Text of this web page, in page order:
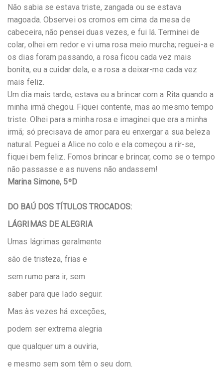
Não sabia se estava triste, zangada ou se estava
magoada. Observei os cromos em cima da mesa de
cabeceira, não pensei duas vezes, e fui lá. Terminei de
colar, olhei em redor e vi uma rosa meio murcha; reguei-a e
os dias foram passando, a rosa ficou cada vez mais
bonita, eu a cuidar dela, e a rosa a deixar-me cada vez
mais feliz.
Um dia mais tarde, estava eu a brincar com a Rita quando a
minha irmã chegou. Fiquei contente, mas ao mesmo tempo
triste. Olhei para a minha rosa e imaginei que era a minha
irmã; só precisava de amor para eu enxergar a sua beleza
natural. Peguei a Alice no colo e ela começou a rir-se,
fiquei bem feliz. Fomos brincar e brincar, como se o tempo
não passasse e as nuvens não andassem!
Marina Simone, 5ºD
DO BAÚ DOS TÍTULOS TROCADOS:
LÁGRIMAS DE ALEGRIA
Umas lágrimas geralmente
são de tristeza, frias e
sem rumo para ir, sem
saber para que lado seguir.
Mas às vezes há exceções,
podem ser extrema alegria
que qualquer um a ouviria,
e mesmo sem som têm o seu dom.